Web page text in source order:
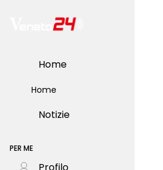
Home
Home
Notizie
PER ME